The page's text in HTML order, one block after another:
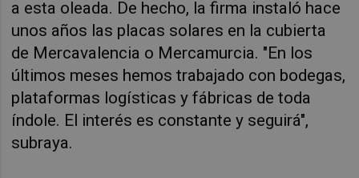
a esta oleada. De hecho, la firma instaló hace
unos años las placas solares en la cubierta
de Mercavalencia o Mercamurcia. "En los
últimos meses hemos trabajado con bodegas,
plataformas logísticas y fábricas de toda
índole. El interés es constante y seguirá",
subraya.